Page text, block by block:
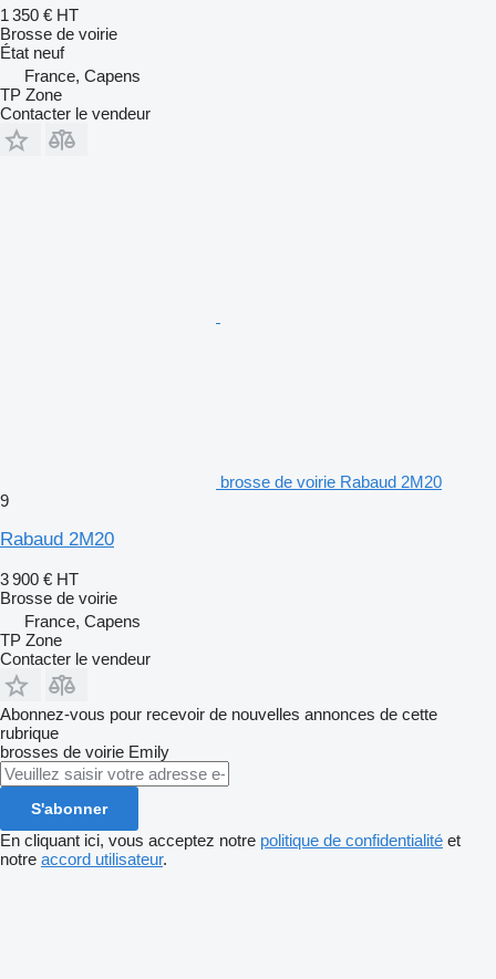
1 350 € HT
Brosse de voirie
État neuf
France, Capens
TP Zone
Contacter le vendeur
brosse de voirie Rabaud 2M20
9
Rabaud 2M20
3 900 € HT
Brosse de voirie
France, Capens
TP Zone
Contacter le vendeur
Abonnez-vous pour recevoir de nouvelles annonces de cette
rubrique
brosses de voirie Emily
S'abonner
En cliquant ici, vous acceptez notre politique de confidentialité et
notre accord utilisateur.